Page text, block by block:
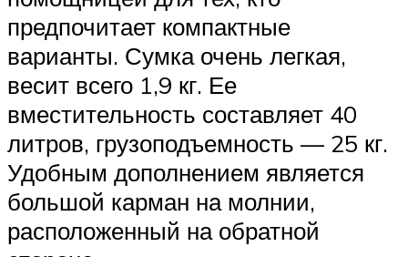
предпочитает компактные
варианты. Сумка очень легкая,
весит всего 1,9 кг. Ее
вместительность составляет 40
литров, грузоподъемность — 25 кг.
Удобным дополнением является
большой карман на молнии,
расположенный на обратной